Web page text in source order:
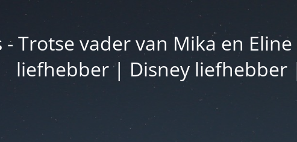
Trotse vader van Mika en
liefhebber | Disney